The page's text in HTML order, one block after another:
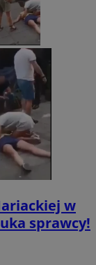
w
sprawcy!